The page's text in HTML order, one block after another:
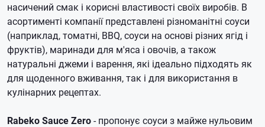
насичений смак і корисні властивості своїх виробів. В
асортименті компанії представлені різноманітні соуси
(наприклад, томатні, BBQ, соуси на основі різних ягід і
фруктів), маринади для м'яса і овочів, а також
натуральні джеми і варення, які ідеально підходять як
для щоденного вживання, так і для використання в
кулінарних рецептах.
Rabeko Sauce Zero- пропонує соуси з майже нульовим